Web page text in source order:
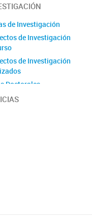
de Investigación
de Investigación
de Investigación
Doctorales